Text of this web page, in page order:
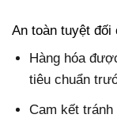
An toàn tuyệt đối
Hàng hóa
tiêu chuẩn
Cam kết